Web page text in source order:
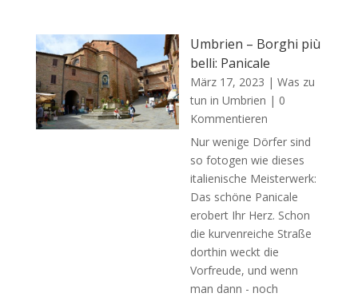
Umbrien – Borghi più
belli: Panicale
März 17, 2023 |Was zu
tun in Umbrien | 0
Kommentieren
Nur wenige Dörfer sind
so fotogen wie dieses
italienische Meisterwerk:
Das schöne Panicale
erobert Ihr Herz. Schon
die kurvenreiche Straße
dorthin weckt die
Vorfreude, und wenn
man dann - noch